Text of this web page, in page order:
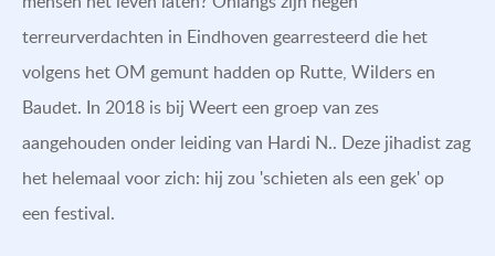
terreurverdachten in Eindhoven gearresteerd die het
volgens het OM gemunt hadden op Rutte, Wilders en
Baudet. In 2018 is bij Weert een groep van zes
aangehouden onder leiding van Hardi N.. Deze jihadist zag
het helemaal voor zich: hij zou 'schieten als een gek' op
een festival.